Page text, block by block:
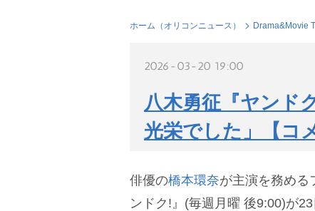
ホーム（オリコンニュース） Drama&Movie
2026-03-20 19:00
八木勇征『ヤンド
光栄でした」【コ
俳優の橋本環奈が主演を務める
ンドク!』(毎週月曜 後9:00)が